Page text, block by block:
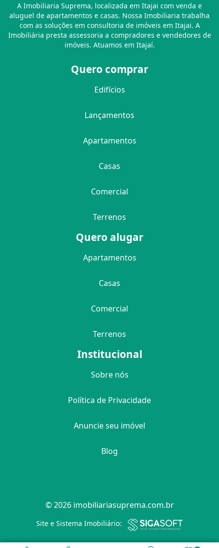
Filtro
A Imobiliaria Suprema, localizada em Itajai com venda e
aluguel de apartamentos e casas. Nossa Imobiliaria trabalha
com as soluções em consultoria de imóveis em Itajai. A
Imobiliária presta assessoria a compradores e vendedores de
imóveis. Atuamos em Itajaí.
Quero comprar
Edifícios
Lançamentos
Apartamentos
Casas
Comercial
Terrenos
Quero alugar
Apartamentos
Casas
Comercial
Terrenos
Institucional
Sobre nós
Política de Privacidade
Anuncie seu imóvel
Blog
© 2026 imobiliariasuprema.com.br
Site e Sistema Imobiliário: